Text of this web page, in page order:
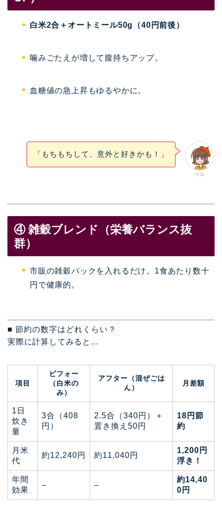
白米2合＋オートミール50g（40円前後）
噛みごたえが増して腹持ちアップ。
血糖値の急上昇もゆるやかに。
リコ
「もちもちして、意外と好きかも！」
④ 雑穀ブレンド（栄養バランス抜
群）
市販の雑穀パックを入れるだけ。1食あたり数十
円で健康的。
■ 節約の数字はどれくらい？
実際に計算してみると…
項目
ビフォー
（白米の
み）
アフター（混ぜごは
ん）
月差額
1日
炊き
量
3合（408
円）
2.5合（340円）＋
置き換え50円
18円節
約
月米
代
約12,240円 約11,040円
1,200円
浮き！
年間
効果
– –
約14,40
0円